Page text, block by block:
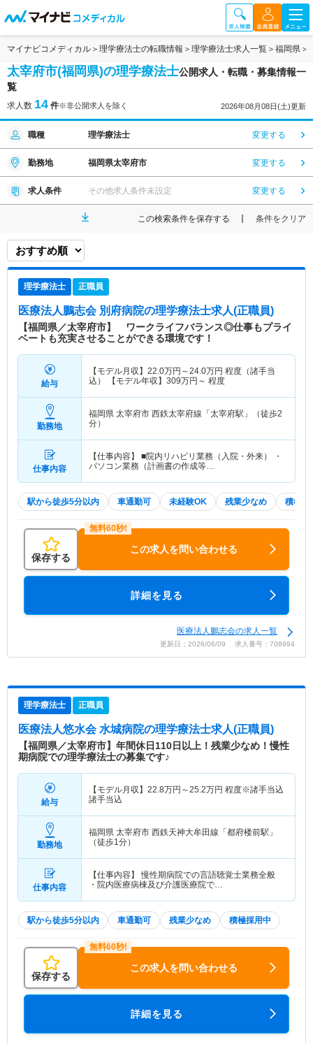
マイナビコメディカル 理学療法士の転職情報 理学療法士求人一覧 福岡県
太宰府市(福岡県)の理学療法士公開求人・転職・募集情報一
覧
求人数 14 件※非公開求人を除く 2026年08月08日(土)更新
職種 理学療法士 変更する
勤務地 福岡県太宰府市 変更する
求人条件 その他求人条件未設定 変更する
この検索条件を保存する 条件をクリア
理学療法士 正職員
医療法人鵬志会 別府病院の理学療法士求人(正職員)
【福岡県／太宰府市】 ワークライフバランス◎仕事もプライ
ベートも充実させることができる環境です！
給与
【モデル月収】 22.0万円～24.0万円 程度（諸手当
込） 【モデル年収】 309万円～ 程度
勤務地
福岡県 太宰府市 西鉄太宰府線「太宰府駅」（徒歩2
分）
仕事内容
【仕事内容】 ■院内リハビリ業務（入院・外来） ・
パソコン業務（計画書の作成等…
駅から徒歩5分以内 車通勤可 未経験OK 残業少なめ 積極採
保存する
この求人を問い合わせる
詳細を見る
医療法人鵬志会の求人一覧
更新日：2026/06/09 求人番号：708994
理学療法士 正職員
医療法人悠水会 水城病院の理学療法士求人(正職員)
【福岡県／太宰府市】年間休日110日以上！残業少なめ！慢性
期病院での理学療法士の募集です♪
給与
【モデル月収】 22.8万円～25.2万円 程度※諸手当込
諸手当込
勤務地
福岡県 太宰府市 西鉄天神大牟田線「都府楼前駅」
（徒歩1分）
仕事内容
【仕事内容】 慢性期病院での言語聴覚士業務全般
・院内医療病棟及び介護医療院で…
駅から徒歩5分以内 車通勤可 残業少なめ 積極採用中
保存する
この求人を問い合わせる
詳細を見る